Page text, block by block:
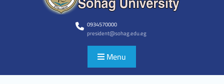
participation des projets de
recherche des étudiants à la
neuvième conférence
scientifique pour les jeunes
chercheurs de l’Université de
Insertion d’un dispositif intra-
utérin lors d’une césarienne.
0934570000
president@sohag.edu.eg
Menu